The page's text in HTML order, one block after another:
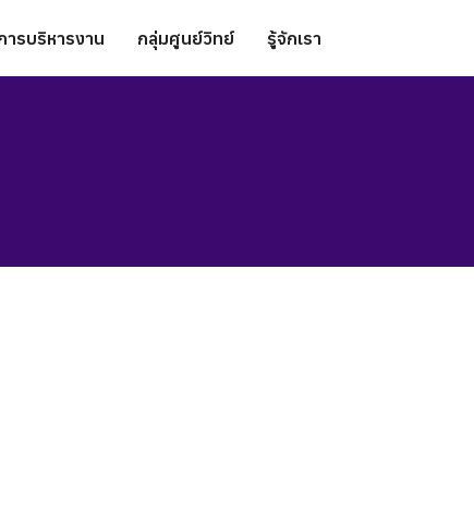
ารบริหารงาน กลุ่มศูนย์วิทย์ รู้จักเรา